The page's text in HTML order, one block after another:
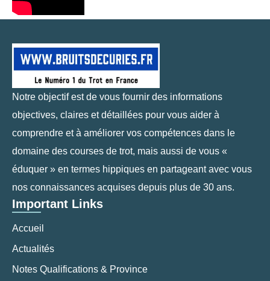
Notre objectif est de vous fournir des informations
objectives, claires et détaillées pour vous aider à
comprendre et à améliorer vos compétences dans le
domaine des courses de trot, mais aussi de vous «
éduquer » en termes hippiques en partageant avec vous
nos connaissances acquises depuis plus de 30 ans.
Important Links
Accueil
Actualités
Notes Qualifications & Province